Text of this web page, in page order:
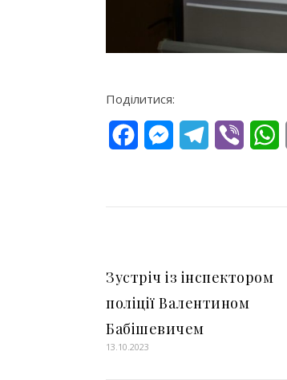
Поділитися:
FacebookMessengerTelegram
Viber
Зустріч із інспектором
поліції Валентином
Бабішевичем
13.10.2023